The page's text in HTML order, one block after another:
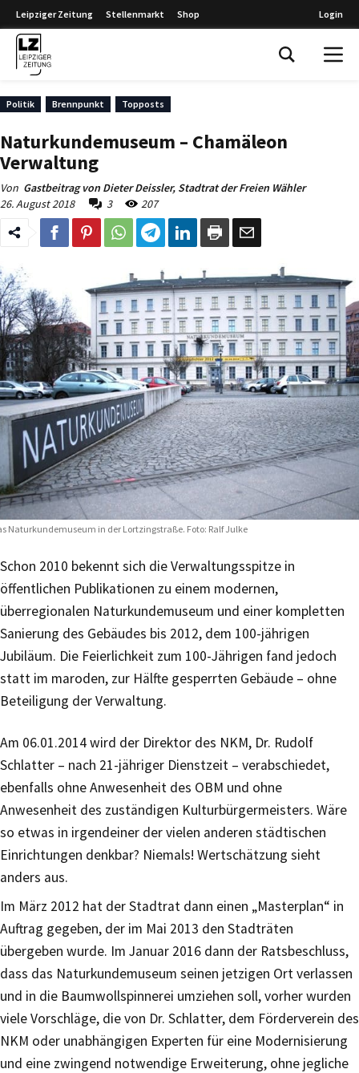
Leipziger Zeitung Stellenmarkt Shop Login
Politik Brennpunkt Topposts
Naturkundemuseum – Chamäleon
Verwaltung
Von Gastbeitrag von Dieter Deissler, Stadtrat der Freien Wähler
26. August 2018
3 207
Naturkundemuseum in der Lortzingstraße. Foto: Ralf Julke
Schon 2010 bekennt sich die Verwaltungsspitze in
öffentlichen Publikationen zu einem modernen,
überregionalen Naturkundemuseum und einer kompletten
Sanierung des Gebäudes bis 2012, dem 100-jährigen
Jubiläum. Die Feierlichkeit zum 100-Jährigen fand jedoch
statt im maroden, zur Hälfte gesperrten Gebäude – ohne
Beteiligung der Verwaltung.
Am 06.01.2014 wird der Direktor des NKM, Dr. Rudolf
Schlatter – nach 21-jähriger Dienstzeit – verabschiedet,
ebenfalls ohne Anwesenheit des OBM und ohne
Anwesenheit des zuständigen Kulturbürgermeisters. Wäre
so etwas in irgendeiner der vielen anderen städtischen
Einrichtungen denkbar? Niemals! Wertschätzung sieht
anders aus.
Im März 2012 hat der Stadtrat dann einen „Masterplan“ in
Auftrag gegeben, der im Mai 2013 den Stadträten
übergeben wurde. Im Januar 2016 dann der Ratsbeschluss,
dass das Naturkundemuseum seinen jetzigen Ort verlassen
und in die Baumwollspinnerei umziehen soll, vorher wurden
viele Vorschläge, die von Dr. Schlatter, dem Förderverein des
NKM oder unabhängigen Experten für eine Modernisierung
und eine zwingend notwendige Erweiterung, ohne jegliche